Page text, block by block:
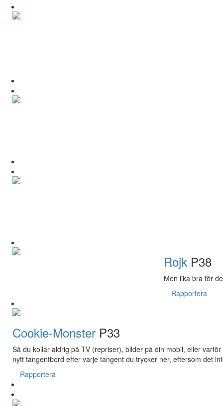
Rojk P38
Men lika bra för
Rapportera
Cookie-Monster P33
Så du kollar aldrig på TV (repriser), bilder på din mobil, eller
nytt tangentbord efter varje tangent du trycker ner, eftersom det
Rapportera